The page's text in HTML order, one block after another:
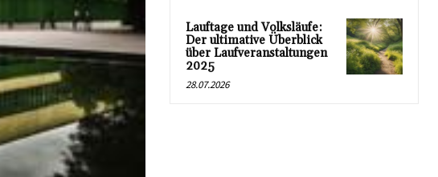
Lauftage und Volksläufe:
Der ultimative Überblick
über Laufveranstaltungen
2025
28.07.2026